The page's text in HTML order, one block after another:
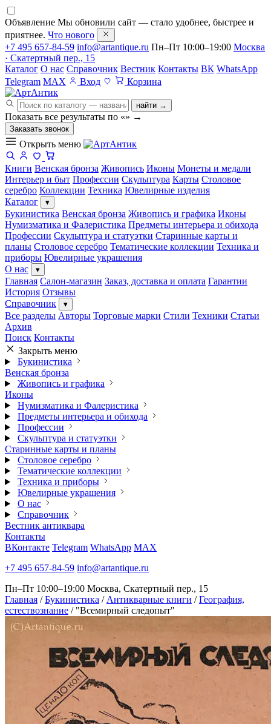
Объявление Мы обновили сайт — стало удобнее, быстрее и
приятнее. Что нового
+7 495 657-84-59 info@artantique.ru Пн–Пт 10:00–19:00 Москва
· Скатертный пер., 15
Каталог О нас Справочник Вестник Контакты ВК WhatsApp
Telegram MAX Вход Корзина
найти →
Показать все результаты по «» →
Заказать звонок
Открыть меню
Книги Венская бронза Живопись Иконы Монеты и медали
Интерьер и быт Профессии Скульптура Карты Столовое
серебро Коллекции Техника Ювелирные изделия
Каталог
▾
Букинистика Венская бронза Живопись и графика Иконы
Нумизматика и Фалеристика Предметы интерьера и обихода
Профессии Скульптура и статуэтки Старинные карты и
планы Столовое серебро Тематические коллекции Техника и
приборы Ювелирные украшения
О нас
▾
Главная Салон-магазин Заказ, доставка и оплата Гарантии
История Отзывы
Справочник
▾
Все разделы Авторы Торговые марки Стили Техники Статьи
Архив
Поиск Контакты
Закрыть меню
Букинистика
Венская бронза
Живопись и графика
Иконы
Нумизматика и Фалеристика
Предметы интерьера и обихода
Профессии
Скульптура и статуэтки
Старинные карты и планы
Столовое серебро
Тематические коллекции
Техника и приборы
Ювелирные украшения
О нас
Справочник
Вестник антиквара
Контакты
ВКонтакте Telegram WhatsApp MAX
+7 495 657-84-59 info@artantique.ru
Пн–Пт 10:00–19:00 Москва, Скатертный пер., 15
Главная / Букинистика / Антикварные книги / География,
естествознание / "Всемирный следопыт"